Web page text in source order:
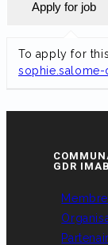
To apply for
GDR